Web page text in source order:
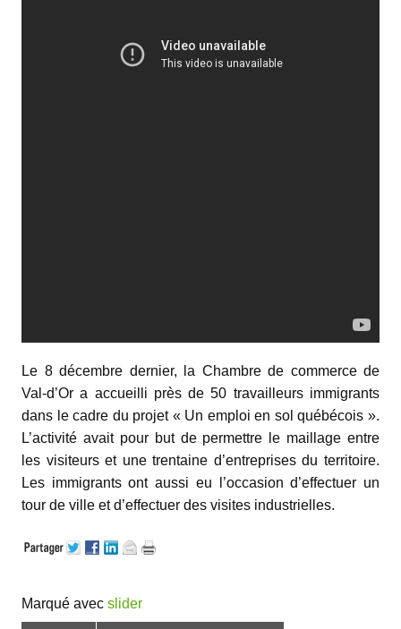
Le 8 décembre dernier, la Chambre de commerce de
Val-d’Or a accueilli près de 50 travailleurs immigrants
dans le cadre du projet « Un emploi en sol québécois ».
L’activité avait pour but de permettre le maillage entre
les visiteurs et une trentaine d’entreprises du territoire.
Les immigrants ont aussi eu l’occasion d’effectuer un
tour de ville et d’effectuer des visites industrielles.
Marqué avec slider